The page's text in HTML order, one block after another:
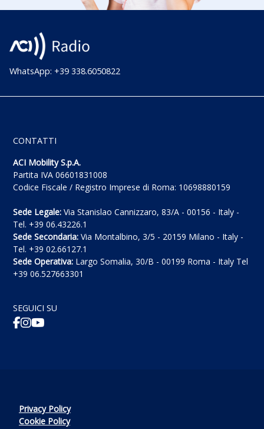
WhatsApp: +39 338.6050822
CONTATTI
ACI Mobility S.p.A.
Partita IVA 06601831008
Codice Fiscale / Registro Imprese di Roma: 10698880159
Sede Legale: Via Stanislao Cannizzaro, 83/A - 00156 - Italy -
Tel. +39 06.43226.1
Sede Secondaria: Via Montalbino, 3/5 - 20159 Milano - Italy -
Tel. +39 02.66127.1
Sede Operativa: Largo Somalia, 30/B - 00199 Roma - Italy Tel
+39 06.527663301
SEGUICI SU
Privacy Policy
Cookie Policy